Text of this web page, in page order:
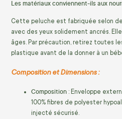
Les matériaux conviennent-ils aux
Cette peluche est fabriquée selon
avec des yeux solidement ancrés.
âges. Par précaution, retirez toutes
plastique avant de la donner à un
Composition et Dimensions :
Composition : Enveloppe
100% fibres de polyester
injecté sécurisé.